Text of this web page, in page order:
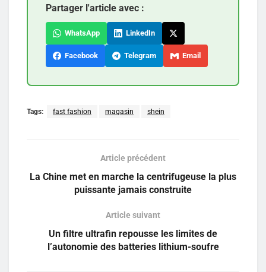
Partager l'article avec :
WhatsApp LinkedIn
Facebook Telegram Email
Tags: fast fashion magasin shein
Article précédent
La Chine met en marche la centrifugeuse la plus
puissante jamais construite
Article suivant
Un filtre ultrafin repousse les limites de
l’autonomie des batteries lithium-soufre